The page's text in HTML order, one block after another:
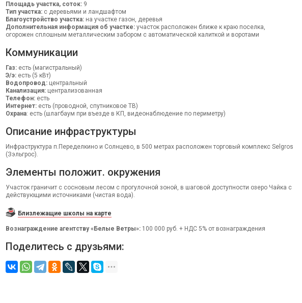
Площадь участка, соток:9
Тип участка:с деревьями и ландшафтом
Благоустройство участка:на участке газон, деревья
Дополнительная информация об участке:участок расположен ближе к краю поселка,
огорожен сплошным металлическим забором с автоматической калиткой и воротами
Коммуникации
Газ:есть (магистральный)
Э/э:есть (5 кВт)
Водопровод:центральный
Канализация:централизованная
Телефон:есть
Интернет:есть (проводной, спутниковое ТВ)
Охрана: есть (шлагбаум при въезде в КП, видеонаблюдение по периметру)
Описание инфраструктуры
Инфраструктура п.Переделкино и Солнцево, в 500 метрах расположен торговый комплекс Selgros
(Зэльгрос).
Элементы положит. окружения
Участок граничит с сосновым лесом с прогулочной зоной, в шаговой доступности озеро Чайка с
действующими источниками (чистая вода).
Близлежащие школы на карте
Вознаграждение агентству «Белые Ветры»:100 000 руб. + НДС 5% от вознаграждения
Поделитесь с друзьями: